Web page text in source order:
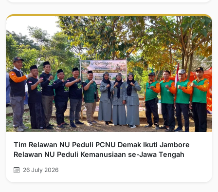
Tim Relawan NU Peduli PCNU Demak Ikuti Jambore
Relawan NU Peduli Kemanusiaan se-Jawa Tengah
26 July 2026